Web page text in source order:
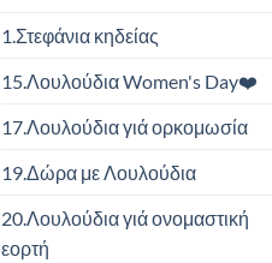
1.Στεφάνια κηδείας
15.Λουλούδια Women's Day❤️
17.Λουλούδια γιά ορκομωσία
19.Δώρα με Λουλούδια
20.Λουλούδια γιά ονομαστική
εορτή